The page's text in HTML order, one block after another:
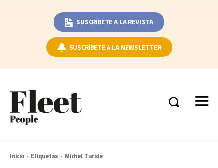
SUSCRÍBETE A LA REVISTA
SUSCRÍBETE A LA NEWSLETTER
Inicio Etiquetas Michel Taride